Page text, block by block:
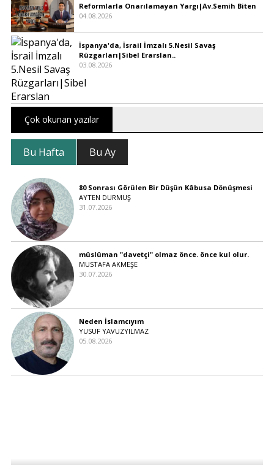
Reformlarla Onarılamayan Yargı|Av.Semih Biten
04.08.2026
İspanya'da, İsrail İmzalı 5.Nesil Savaş
Rüzgarları|Sibel Erarslan..
03.08.2026
Çok okunan yazılar
Bu Hafta Bu Ay
80 Sonrası Görülen Bir Düşün Kâbusa Dönüşmesi
AYTEN DURMUŞ
31.07.2026
müslüman "davetçi" olmaz önce. önce kul olur.
MUSTAFA AKMEŞE
30.07.2026
Neden İslamcıyım
YUSUF YAVUZYILMAZ
05.08.2026